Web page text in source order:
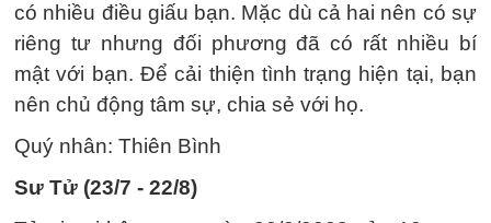
có nhiều điều giấu bạn. Mặc dù cả hai nên có sự
riêng tư nhưng đối phương đã có rất nhiều bí
mật với bạn. Để cải thiện tình trạng hiện tại, bạn
nên chủ động tâm sự, chia sẻ với họ.
Quý nhân: Thiên Bình
Sư Tử (23/7 - 22/8)